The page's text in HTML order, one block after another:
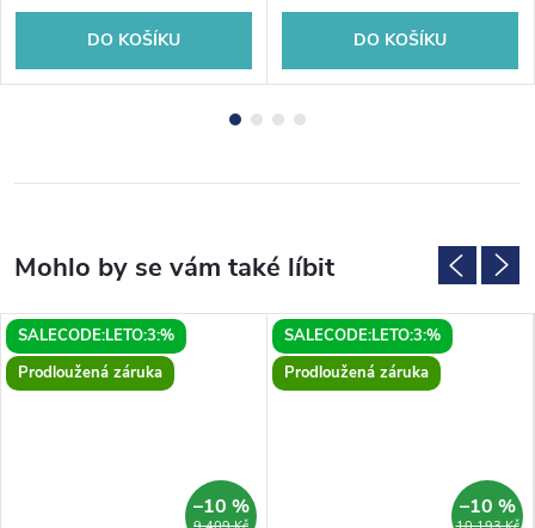
DO KOŠÍKU DO KOŠÍKU
SALECODE:LETO:3:%
Prodloužená záruka
–10 %
SALECODE:LETO:3:%
Prodloužená záruka
–10 %